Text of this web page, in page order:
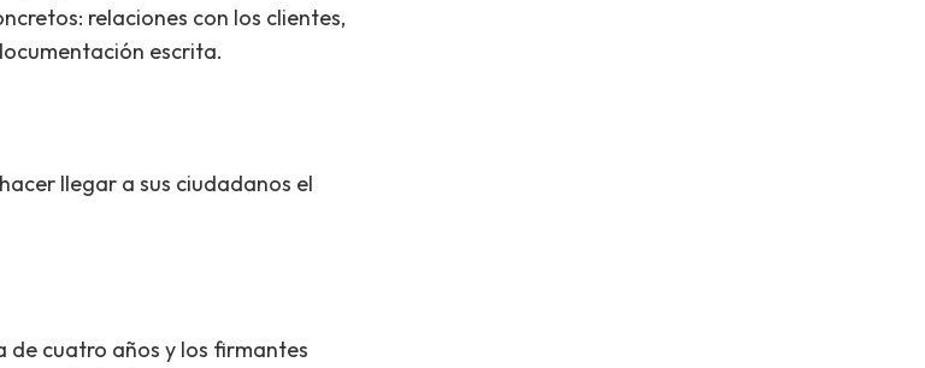
relaciones con los clientes,
escrita.
llegar a sus ciudadanos el
de cuatro años y los firmantes